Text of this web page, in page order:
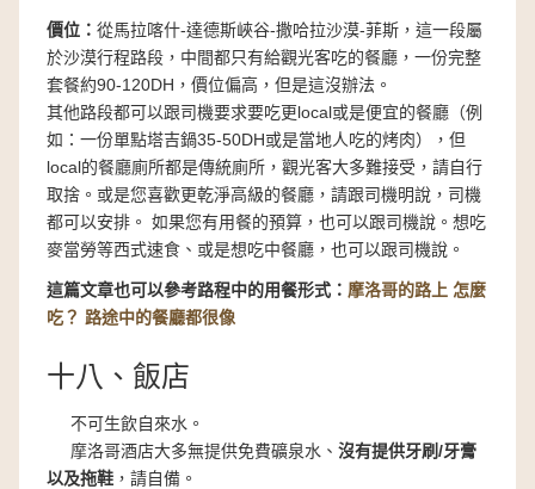
價位： 從馬拉喀什-達德斯峽谷-撒哈拉沙漠-菲斯，這一段屬
於沙漠行程路段，中間都只有給觀光客吃的餐廳，一份完整
套餐約90-120DH，價位偏高，但是這沒辦法。
其他路段都可以跟司機要求要吃更local或是便宜的餐廳（例
如：一份單點塔吉鍋35-50DH或是當地人吃的烤肉），但
local的餐廳廁所都是傳統廁所，觀光客大多難接受，請自行
取捨。或是您喜歡更乾淨高級的餐廳，請跟司機明說，司機
都可以安排。 如果您有用餐的預算，也可以跟司機說。想吃
麥當勞等西式速食、或是想吃中餐廳，也可以跟司機說。
這篇文章也可以參考路程中的用餐形式： 摩洛哥的路上 怎麼
吃？ 路途中的餐廳都很像
十八、飯店
不可生飲自來水。
摩洛哥酒店大多無提供免費礦泉水、 沒有提供牙刷/牙膏
以及拖鞋 ，請自備。